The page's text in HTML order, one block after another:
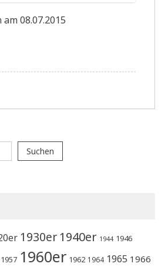
08.07.2015
Suchen
1930er1940er 1944 1946
1957 1960er 1962 1964 1965 1966